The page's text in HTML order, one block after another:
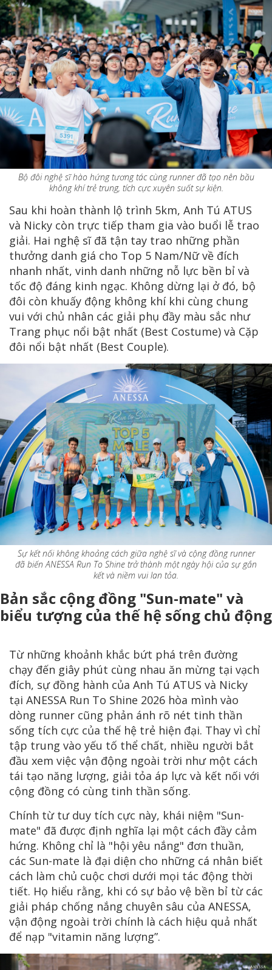
Bộ đôi nghệ sĩ hào hứng tương tác cùng runner đã tạo nên bầu
không khí trẻ trung, tích cực xuyên suốt sự kiện.
Sau khi hoàn thành lộ trình 5km, Anh Tú ATUS
và Nicky còn trực tiếp tham gia vào buổi lễ trao
giải. Hai nghệ sĩ đã tận tay trao những phần
thưởng danh giá cho Top 5 Nam/Nữ về đích
nhanh nhất, vinh danh những nỗ lực bền bỉ và
tốc độ đáng kinh ngạc. Không dừng lại ở đó, bộ
đôi còn khuấy động không khí khi cùng chung
vui với chủ nhân các giải phụ đầy màu sắc như
Trang phục nổi bật nhất (Best Costume) và Cặp
đôi nổi bật nhất (Best Couple).
Sự kết nối không khoảng cách giữa nghệ sĩ và cộng đồng runner
đã biến ANESSA Run To Shine trở thành một ngày hội của sự gắn
kết và niềm vui lan tỏa.
Bản sắc cộng đồng "Sun-mate" và
biểu tượng của thế hệ sống chủ động
Từ những khoảnh khắc bứt phá trên đường
chạy đến giây phút cùng nhau ăn mừng tại vạch
đích, sự đồng hành của Anh Tú ATUS và Nicky
tại ANESSA Run To Shine 2026 hòa mình vào
dòng runner cũng phản ánh rõ nét tinh thần
sống tích cực của thế hệ trẻ hiện đại. Thay vì chỉ
tập trung vào yếu tố thể chất, nhiều người bắt
đầu xem việc vận động ngoài trời như một cách
tái tạo năng lượng, giải tỏa áp lực và kết nối với
cộng đồng có cùng tinh thần sống.
Chính từ tư duy tích cực này, khái niệm "Sun-
mate" đã được định nghĩa lại một cách đầy cảm
hứng. Không chỉ là "hội yêu nắng" đơn thuần,
các Sun-mate là đại diện cho những cá nhân biết
cách làm chủ cuộc chơi dưới mọi tác động thời
tiết. Họ hiểu rằng, khi có sự bảo vệ bền bỉ từ các
giải pháp chống nắng chuyên sâu của ANESSA,
vận động ngoài trời chính là cách hiệu quả nhất
để nạp "vitamin năng lượng”.